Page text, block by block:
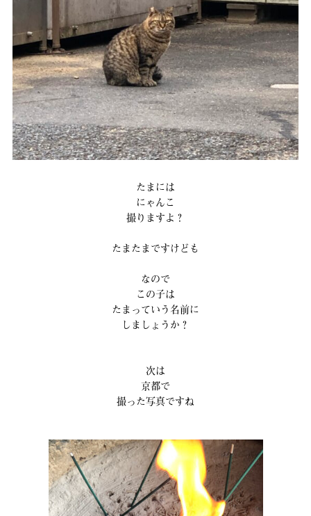
たまには
にゃんこ
撮りますよ？
たまたまですけども
なので
この子は
たまっていう名前に
しましょうか？
次は
京都で
撮った写真ですね